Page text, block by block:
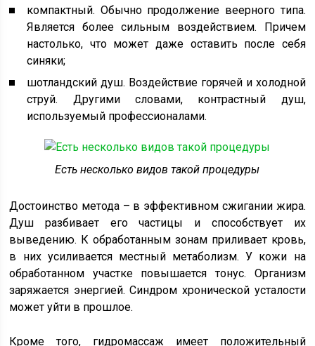
компактный. Обычно продолжение веерного типа.
Является более сильным воздействием. Причем
настолько, что может даже оставить после себя
синяки;
шотландский душ. Воздействие горячей и холодной
струй. Другими словами, контрастный душ,
используемый профессионалами.
Есть несколько видов такой процедуры
Достоинство метода – в эффективном сжигании жира.
Душ разбивает его частицы и способствует их
выведению. К обработанным зонам приливает кровь,
в них усиливается местный метаболизм. У кожи на
обработанном участке повышается тонус. Организм
заряжается энергией. Синдром хронической усталости
может уйти в прошлое.
Кроме того, гидромассаж имеет положительный